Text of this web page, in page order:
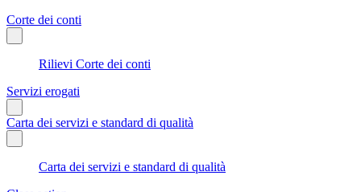
Corte dei conti
Rilievi Corte dei conti
Servizi erogati
Carta dei servizi e standard di qualità
Carta dei servizi e standard di qualità